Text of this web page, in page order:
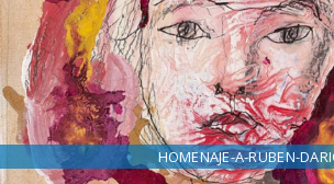
HOMENAJE-A-RUBEN-